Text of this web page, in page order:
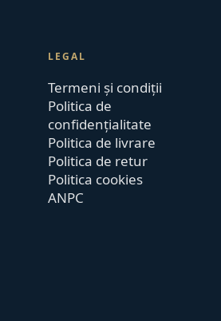
LEGAL
Termeni și condiții
Politica de
confidențialitate
Politica de livrare
Politica de retur
Politica cookies
ANPC